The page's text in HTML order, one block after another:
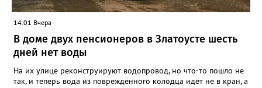
14:01 Вчера
В доме двух пенсионеров в Златоусте шесть
дней нет воды
На их улице реконструируют водопровод, но что-то пошло не
так, и теперь вода из повреждённого колодца идёт не в кран, а